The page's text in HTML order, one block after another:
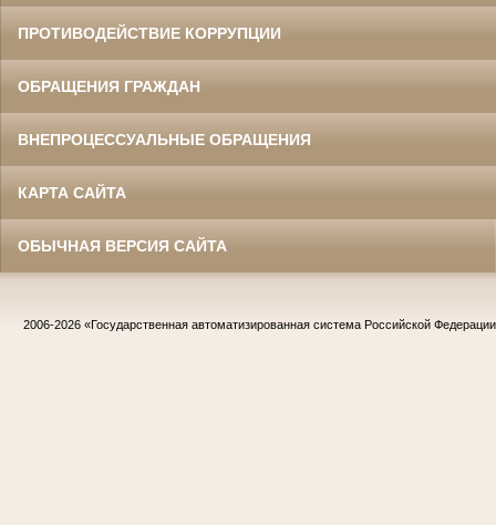
ПРОТИВОДЕЙСТВИЕ КОРРУПЦИИ
ОБРАЩЕНИЯ ГРАЖДАН
ВНЕПРОЦЕССУАЛЬНЫЕ ОБРАЩЕНИЯ
КАРТА САЙТА
ОБЫЧНАЯ ВЕРСИЯ САЙТА
2006-2026 «Государственная автоматизированная система Российской